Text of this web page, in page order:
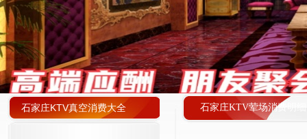
石家庄KTV荤场消费明细
石家庄KTV真空消费大全